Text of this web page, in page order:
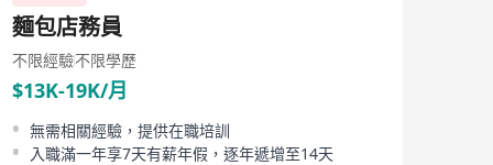
麵包店務員
不限經驗不限學歷
$13K-19K/月
無需相關經驗，提供在職培訓
入職滿一年享7天有薪年假，逐年遞增至14天